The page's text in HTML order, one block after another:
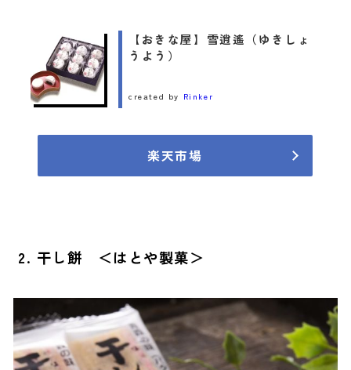
【おきな屋】雪逍遙（ゆきしょ
うよう）
created by Rinker
楽天市場
2. 干し餅 ＜はとや製菓＞